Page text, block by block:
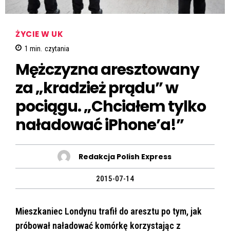
ŻYCIE W UK
1 min. czytania
Mężczyzna aresztowany
za „kradzież prądu” w
pociągu. „Chciałem tylko
naładować iPhone’a!”
Redakcja Polish Express
2015-07-14
Mieszkaniec Londynu trafił do aresztu po tym, jak
próbował naładować komórkę korzystając z